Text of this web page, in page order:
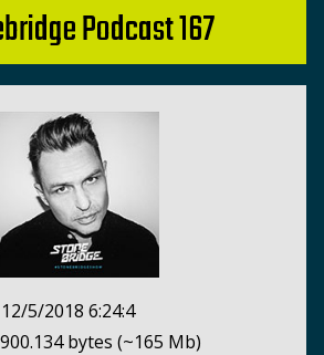
Podcast 167
12/5/2018 6:24:4
bytes (~165 Mb)